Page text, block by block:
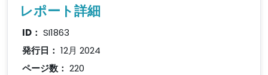
レポート詳細
ID： SI1863
発行日： 12月 2024
ページ数： 220